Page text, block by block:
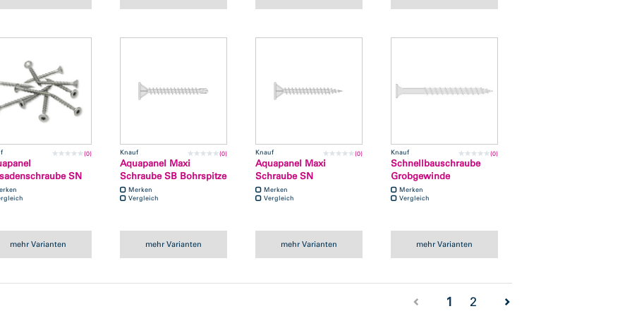
(0)
SN
mehr Varianten
Knauf (0)
Aquapanel Maxi
Schraube SB Bohrspitze
Merken
Vergleich
mehr Varianten
Knauf (0)
Aquapanel Maxi
Schraube SN
Merken
Vergleich
mehr Varianten
Knauf (0)
Schnellbauschraube
Grobgewinde
Merken
Vergleich
mehr Varianten
1 (current)
2